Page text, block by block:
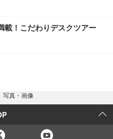
載！こだわりデスクツアー
写真・画像